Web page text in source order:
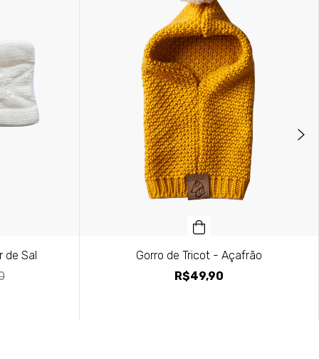
de Sal
Gorro de Tricot - Açafrão
R$49,90